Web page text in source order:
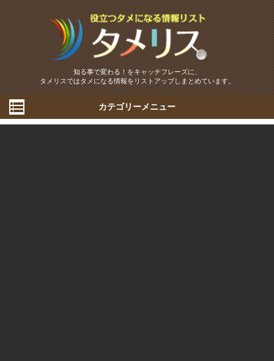
知る事で変わる！をキャッチフレーズに、
タメリスではタメになる情報をリストアップしまとめています。
カテゴリーメニュー